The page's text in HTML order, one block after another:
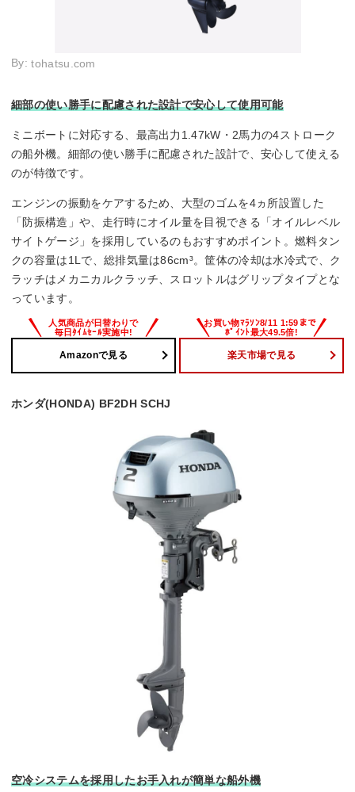
By:tohatsu.com
細部の使い勝手に配慮された設計で安心して使用可能
ミニボートに対応する、最高出力1.47kW・2馬力の4ストローク
の船外機。細部の使い勝手に配慮された設計で、安心して使える
のが特徴です。
エンジンの振動をケアするため、大型のゴムを4ヵ所設置した
「防振構造」や、走行時にオイル量を目視できる「オイルレベル
サイトゲージ」を採用しているのもおすすめポイント。燃料タン
クの容量は1Lで、総排気量は86cm³。筐体の冷却は水冷式で、ク
ラッチはメカニカルクラッチ、スロットルはグリップタイプとな
っています。
Amazonで見る 楽天市場で見る
ホンダ(HONDA) BF2DH SCHJ
空冷システムを採用したお手入れが簡単な船外機